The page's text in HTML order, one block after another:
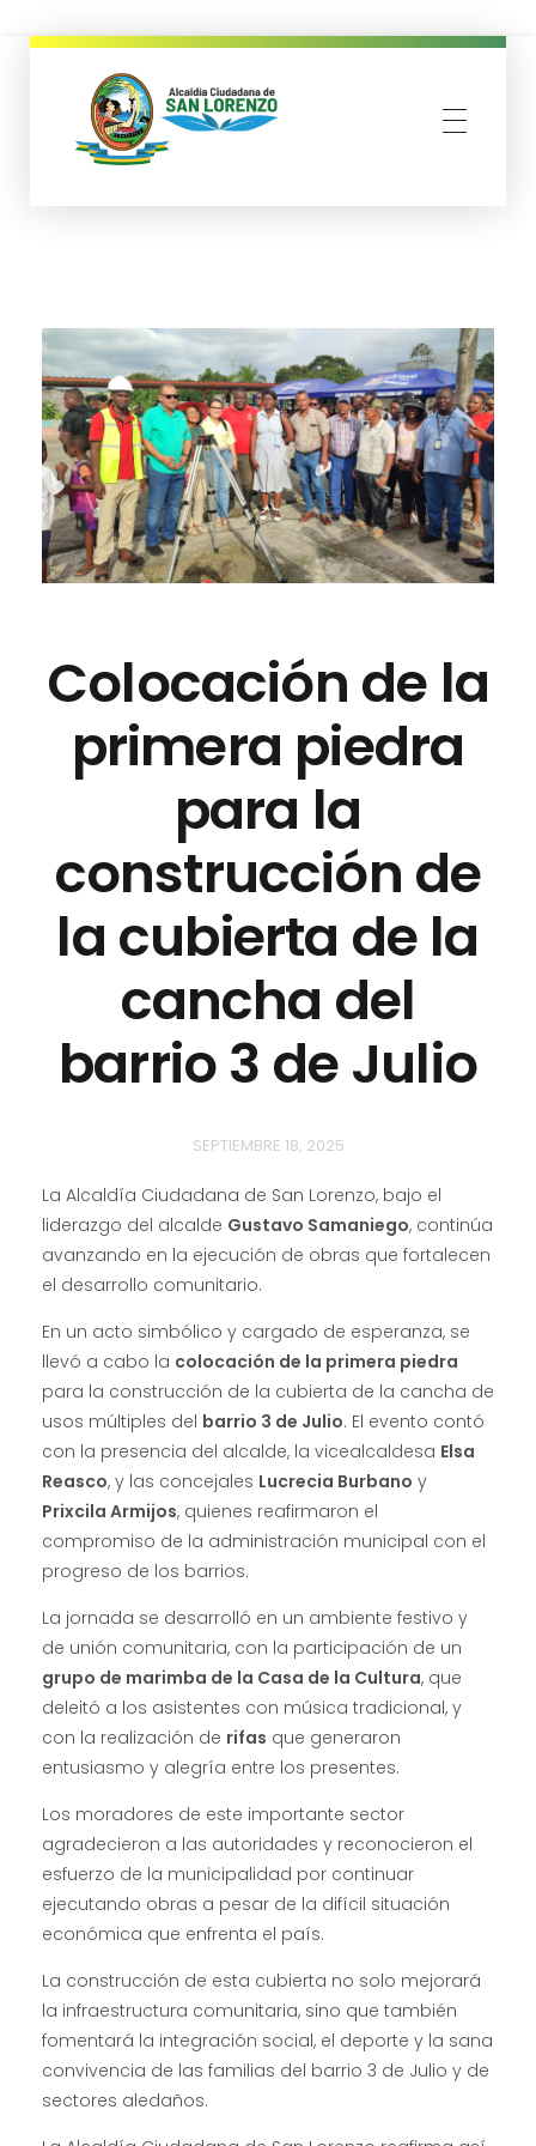
Colocación de la
primera piedra
para la
construcción de
la cubierta de la
cancha del
barrio 3 de Julio
SEPTIEMBRE 18, 2025
La Alcaldía Ciudadana de San Lorenzo, bajo el
liderazgo del alcalde Gustavo Samaniego, continúa
avanzando en la ejecución de obras que fortalecen
el desarrollo comunitario.
En un acto simbólico y cargado de esperanza, se
llevó a cabo la colocación de la primera piedra
para la construcción de la cubierta de la cancha de
usos múltiples del barrio 3 de Julio. El evento contó
con la presencia del alcalde, la vicealcaldesa Elsa
Reasco, y las concejales Lucrecia Burbano y
Prixcila Armijos, quienes reafirmaron el
compromiso de la administración municipal con el
progreso de los barrios.
La jornada se desarrolló en un ambiente festivo y
de unión comunitaria, con la participación de un
grupo de marimba de la Casa de la Cultura, que
deleitó a los asistentes con música tradicional, y
con la realización de rifas que generaron
entusiasmo y alegría entre los presentes.
Los moradores de este importante sector
agradecieron a las autoridades y reconocieron el
esfuerzo de la municipalidad por continuar
ejecutando obras a pesar de la difícil situación
económica que enfrenta el país.
La construcción de esta cubierta no solo mejorará
la infraestructura comunitaria, sino que también
fomentará la integración social, el deporte y la sana
convivencia de las familias del barrio 3 de Julio y de
sectores aledaños.